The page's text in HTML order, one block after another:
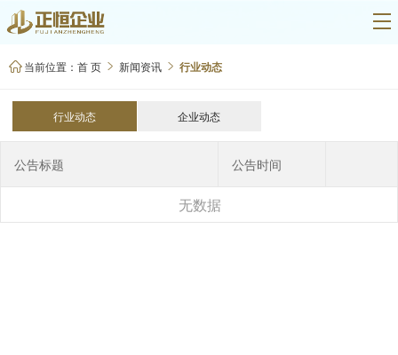
当前位置： 首 页  新闻资讯  行业动态
行业动态 企业动态
公告标题 公告时间
无数据